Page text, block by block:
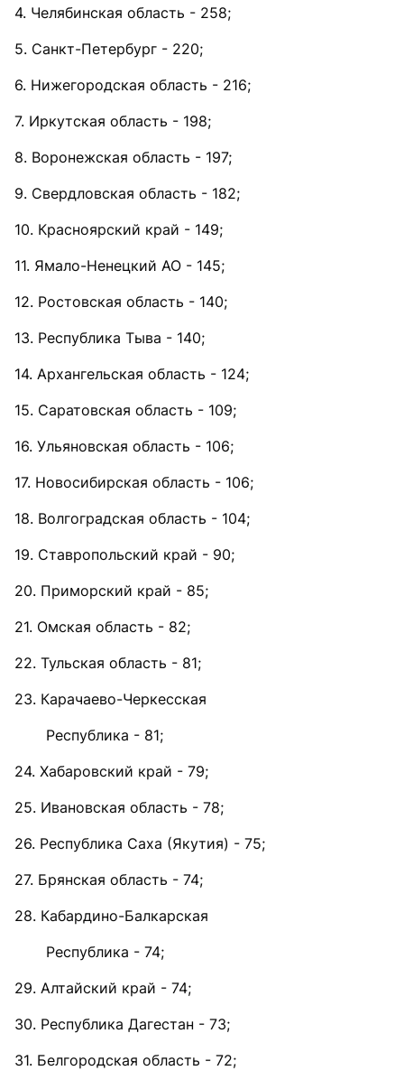
4. Челябинская область - 258;
5. Санкт-Петербург - 220;
6. Нижегородская область - 216;
7. Иркутская область - 198;
8. Воронежская область - 197;
9. Свердловская область - 182;
10. Красноярский край - 149;
11. Ямало-Ненецкий АО - 145;
12. Ростовская область - 140;
13. Республика Тыва - 140;
14. Архангельская область - 124;
15. Саратовская область - 109;
16. Ульяновская область - 106;
17. Новосибирская область - 106;
18. Волгоградская область - 104;
19. Ставропольский край - 90;
20. Приморский край - 85;
21. Омская область - 82;
22. Тульская область - 81;
23. Карачаево-Черкесская
Республика - 81;
24. Хабаровский край - 79;
25. Ивановская область - 78;
26. Республика Саха (Якутия) - 75;
27. Брянская область - 74;
28. Кабардино-Балкарская
Республика - 74;
29. Алтайский край - 74;
30. Республика Дагестан - 73;
31. Белгородская область - 72;